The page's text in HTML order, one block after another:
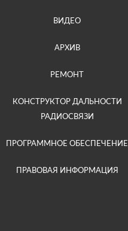
ВИДЕО
АРХИВ
РЕМОНТ
КОНСТРУКТОР ДАЛЬНОСТИ
РАДИОСВЯЗИ
ПРОГРАММНОЕ ОБЕСПЕЧЕНИЕ
ПРАВОВАЯ ИНФОРМАЦИЯ